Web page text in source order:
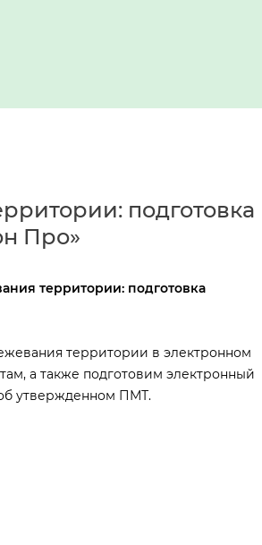
подготовка
Про»
территории: подготовка
территории в электронном
а также подготовим электронный
утвержденном ПМТ.